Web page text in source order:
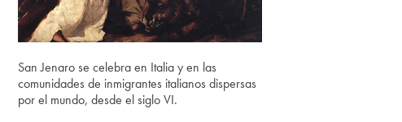
San Jenaro se celebra en Italia y en las
comunidades de inmigrantes italianos dispersas
por el mundo, desde el siglo VI.